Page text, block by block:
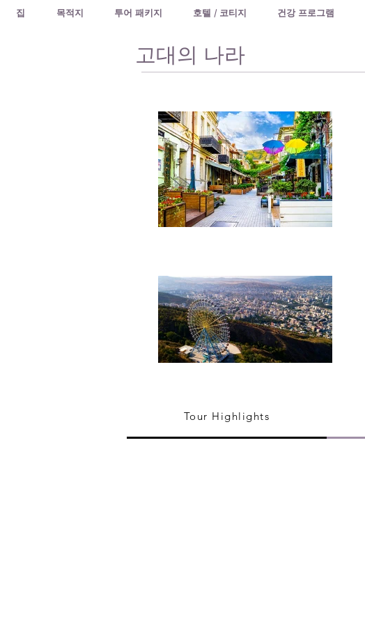
집 목적지 투어 패키지 호텔 / 코티지 건강 프로그램
고대의 나라
Tour Highlights